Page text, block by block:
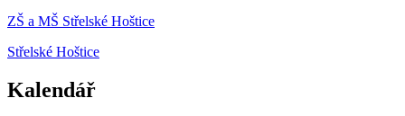
ZŠ a MŠ Střelské Hoštice
Střelské Hoštice
Kalendář